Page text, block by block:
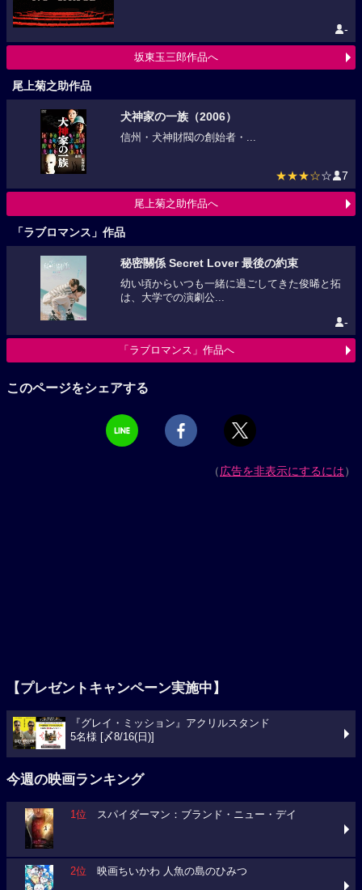
-
坂東玉三郎作品へ
尾上菊之助作品
犬神家の一族（2006）
信州・犬神財閥の創始者・...
★★★☆☆ 7
尾上菊之助作品へ
「ラブロマンス」作品
秘密關係 Secret Lover 最後の約束
幼い頃からいつも一緒に過ごしてきた俊晞と拓
は、大学での演劇公...
-
「ラブロマンス」作品へ
このページをシェアする
（広告を非表示にするには）
【プレゼントキャンペーン実施中】
『グレイ・ミッション』アクリルスタンド
5名様 [〆8/16(日)]
今週の映画ランキング
1位 スパイダーマン：ブランド・ニュー・デイ
2位 映画ちいかわ 人魚の島のひみつ